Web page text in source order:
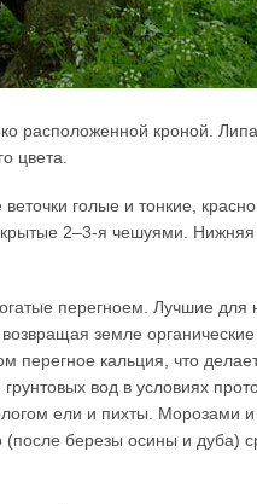
расположенной кроной.
цвета.
голые и тонкие,
2–3-я чешуями.
перегноем. Лучшие для
земле
кальция, что
вод в условиях
ели и пихты. Морозами
(после березы осины и дуба)